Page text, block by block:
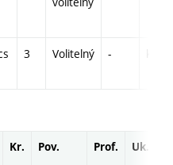
3 Volitelný -
Kr. Pov. Prof. Uk.